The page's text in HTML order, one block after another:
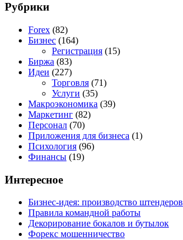
Рубрики
Forex (82)
Бизнес (164)
Регистрация (15)
Биржа (83)
Идеи (227)
Торговля (71)
Услуги (35)
Макроэкономика (39)
Маркетинг (82)
Персонал (70)
Приложения для бизнеса (1)
Психология (96)
Финансы (19)
Интересное
Бизнес-идея: производство штендеров
Правила командной работы
Декорирование бокалов и бутылок
Форекс мошенничество